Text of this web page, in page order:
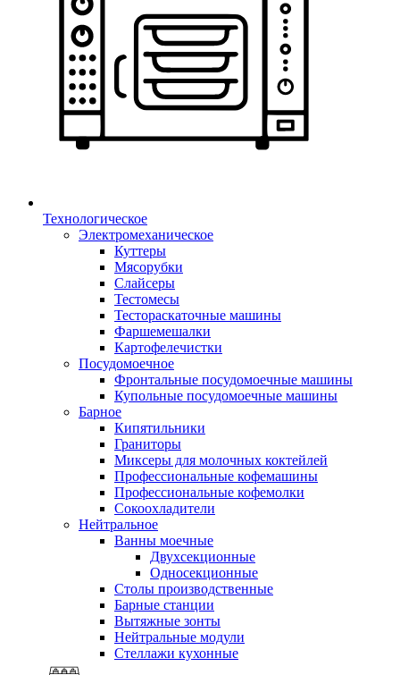
Технологическое
Электромеханическое
Куттеры
Мясорубки
Слайсеры
Тестомесы
Тестораскаточные машины
Фаршемешалки
Картофелечистки
Посудомоечное
Фронтальные посудомоечные машины
Купольные посудомоечные машины
Барное
Кипятильники
Граниторы
Миксеры для молочных коктейлей
Профессиональные кофемашины
Профессиональные кофемолки
Сокоохладители
Нейтральное
Ванны моечные
Двухсекционные
Односекционные
Столы производственные
Барные станции
Вытяжные зонты
Нейтральные модули
Стеллажи кухонные